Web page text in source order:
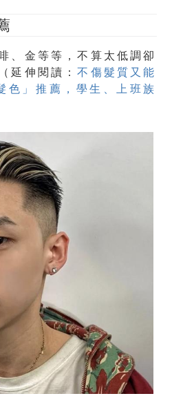
、金等等，不算太低調卻
延伸閱讀：不傷髮質又能
色」推薦，學生、上班族